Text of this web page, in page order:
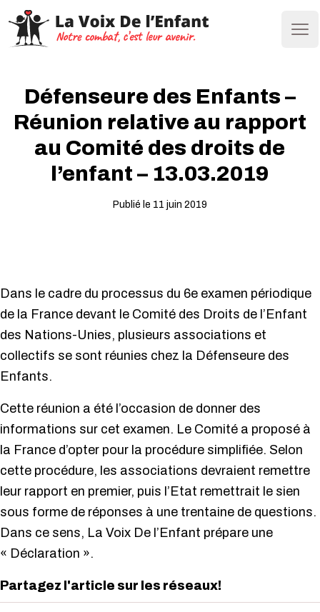
Défenseure des Enfants –
Réunion relative au rapport
au Comité des droits de
l’enfant – 13.03.2019
Publié le 11 juin 2019
Dans le cadre du processus du 6e examen périodique
de la France devant le Comité des Droits de l’Enfant
des Nations-Unies, plusieurs associations et
collectifs se sont réunies chez la Défenseure des
Enfants.
Cette réunion a été l’occasion de donner des
informations sur cet examen. Le Comité a proposé à
la France d’opter pour la procédure simplifiée. Selon
cette procédure, les associations devraient remettre
leur rapport en premier, puis l’Etat remettrait le sien
sous forme de réponses à une trentaine de questions.
Dans ce sens, La Voix De l’Enfant prépare une
« Déclaration ».
Partagez l'article sur les réseaux!